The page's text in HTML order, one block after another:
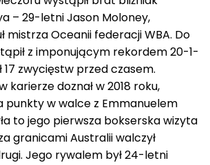
– 29-letni Jason Moloney,
mistrza Oceanii federacji WBA. Do
z imponującym rekordem 20-1-
17 zwycięstw przed czasem.
karierze doznał w 2018 roku,
punkty w walce z Emmanuelem
to jego pierwsza bokserska wizyta
granicami Australii walczył
Jego rywalem był 24-letni